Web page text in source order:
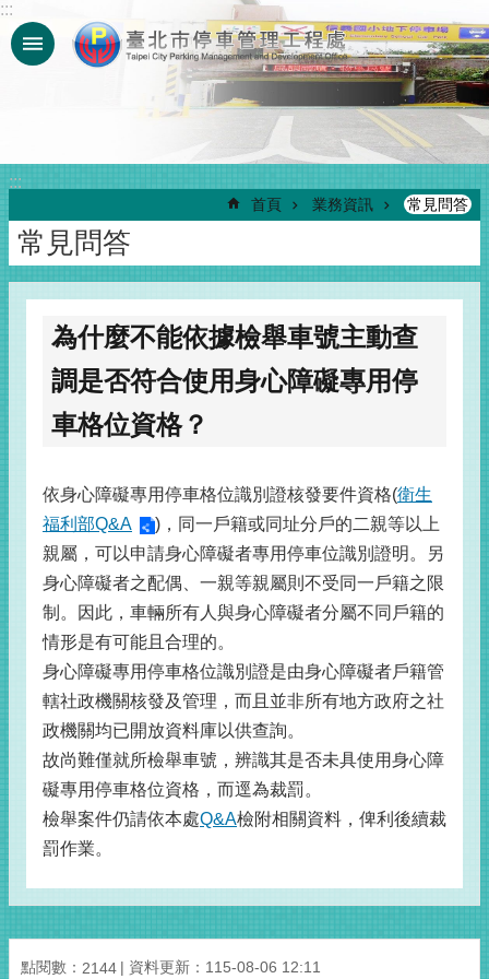
跳到主要內容區塊
:::
:::
首頁 業務資訊 常見問答
常見問答
為什麼不能依據檢舉車號主動查
調是否符合使用身心障礙專用停
車格位資格？
依身心障礙專用停車格位識別證核發要件資格(衛生
福利部Q&A
)，同一戶籍或同址分戶的二親等以上
親屬，可以申請身心障礙者專用停車位識別證明。另
身心障礙者之配偶、一親等親屬則不受同一戶籍之限
制。因此，車輛所有人與身心障礙者分屬不同戶籍的
情形是有可能且合理的。
身心障礙專用停車格位識別證是由身心障礙者戶籍管
轄社政機關核發及管理，而且並非所有地方政府之社
政機關均已開放資料庫以供查詢。
故尚難僅就所檢舉車號，辨識其是否未具使用身心障
礙專用停車格位資格，而逕為裁罰。
檢舉案件仍請依本處Q&A檢附相關資料，俾利後續裁
罰作業。
點閱數： 2144 資料更新：115-08-06 12:11